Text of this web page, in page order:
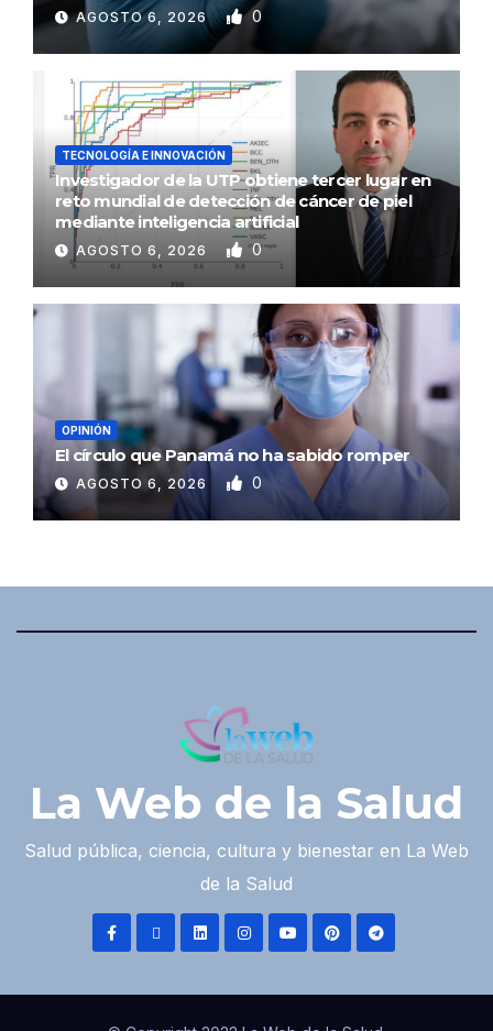
AGOSTO 6, 2026 0
TECNOLOGÍA E INNOVACIÓN
Investigador de la UTP obtiene tercer lugar en
reto mundial de detección de cáncer de piel
mediante inteligencia artificial
AGOSTO 6, 2026 0
OPINIÓN
El círculo que Panamá no ha sabido romper
AGOSTO 6, 2026 0
La Web de la Salud
Salud pública, ciencia, cultura y bienestar en La Web
de la Salud